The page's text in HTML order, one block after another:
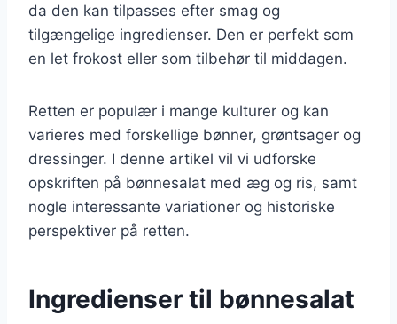
da den kan tilpasses efter smag og
tilgængelige ingredienser. Den er perfekt som
en let frokost eller som tilbehør til middagen.
Retten er populær i mange kulturer og kan
varieres med forskellige bønner, grøntsager og
dressinger. I denne artikel vil vi udforske
opskriften på bønnesalat med æg og ris, samt
nogle interessante variationer og historiske
perspektiver på retten.
Ingredienser til bønnesalat